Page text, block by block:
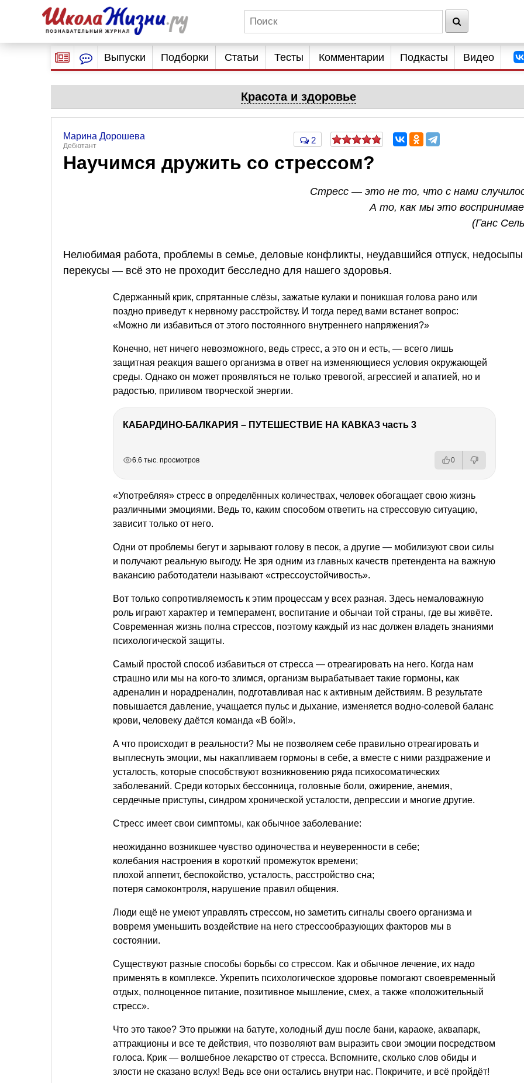
Выпуски Подборки Статьи Тесты Комментарии Подкасты Видео
Красота и здоровье
Марина Дорошева
Дебютант
2
Научимся дружить со стрессом?
Стресс — это не то, что с нами
А то, как мы это
(Ганс
Нелюбимая работа, проблемы в семье, деловые конфликты, неудавшийся отпуск,
перекусы — всё это не проходит бесследно для нашего здоровья.
Сдержанный крик, спрятанные слёзы, зажатые кулаки и поникшая голова рано или
поздно приведут к нервному расстройству. И тогда перед вами встанет вопрос:
«Можно ли избавиться от этого постоянного внутреннего напряжения?»
Конечно, нет ничего невозможного, ведь стресс, а это он и есть, — всего лишь
защитная реакция вашего организма в ответ на изменяющиеся условия окружающей
среды. Однако он может проявляться не только тревогой, агрессией и апатией, но и
радостью, приливом творческой энергии.
КАБАРДИНО-БАЛКАРИЯ – ПУТЕШЕСТВИЕ НА КАВКАЗ часть 3
6.6 тыс. просмотров 0
«Употребляя» стресс в определённых количествах, человек обогащает свою жизнь
различными эмоциями. Ведь то, каким способом ответить на стрессовую ситуацию,
зависит только от него.
Одни от проблемы бегут и зарывают голову в песок, а другие — мобилизуют свои силы
и получают реальную выгоду. Не зря одним из главных качеств претендента на важную
вакансию работодатели называют «стрессоустойчивость».
Вот только сопротивляемость к этим процессам у всех разная. Здесь немаловажную
роль играют характер и темперамент, воспитание и обычаи той страны, где вы живёте.
Современная жизнь полна стрессов, поэтому каждый из нас должен владеть знаниями
психологической защиты.
Самый простой способ избавиться от стресса — отреагировать на него. Когда нам
страшно или мы на кого-то злимся, организм вырабатывает такие гормоны, как
адреналин и норадреналин, подготавливая нас к активным действиям. В результате
повышается давление, учащается пульс и дыхание, изменяется водно-солевой баланс
крови, человеку даётся команда «В бой!».
А что происходит в реальности? Мы не позволяем себе правильно отреагировать и
выплеснуть эмоции, мы накапливаем гормоны в себе, а вместе с ними раздражение и
усталость, которые способствуют возникновению ряда психосоматических
заболеваний. Среди которых бессонница, головные боли, ожирение, анемия,
сердечные приступы, синдром хронической усталости, депрессии и многие другие.
Стресс имеет свои симптомы, как обычное заболевание:
неожиданно возникшее чувство одиночества и неуверенности в себе;
колебания настроения в короткий промежуток времени;
плохой аппетит, беспокойство, усталость, расстройство сна;
потеря самоконтроля, нарушение правил общения.
Люди ещё не умеют управлять стрессом, но заметить сигналы своего организма и
вовремя уменьшить воздействие на него стрессообразующих факторов мы в
состоянии.
Существуют разные способы борьбы со стрессом. Как и обычное лечение, их надо
применять в комплексе. Укрепить психологическое здоровье помогают своевременный
отдых, полноценное питание, позитивное мышление, смех, а также «положительный
стресс».
Что это такое? Это прыжки на батуте, холодный душ после бани, караоке, аквапарк,
аттракционы и все те действия, что позволяют вам выразить свои эмоции посредством
голоса. Крик — волшебное лекарство от стресса. Вспомните, сколько слов обиды и
злости не сказано вслух! Ведь все они остались внутри нас. Покричите, и всё пройдёт!